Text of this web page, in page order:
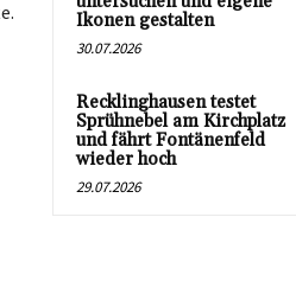
Ikonen gestalten
30.07.2026
Recklinghausen testet
Sprühnebel am Kirchplatz
und fährt Fontänenfeld
wieder hoch
29.07.2026